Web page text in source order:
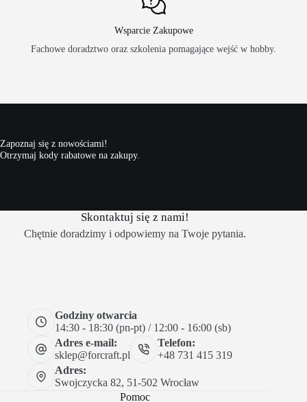
Wsparcie Zakupowe
Fachowe doradztwo oraz szkolenia pomagające wejść w hobby.
Zapoznaj się z nowościami!
Otrzymaj kody rabatowe na zakupy.
Skontaktuj się z nami!
Chętnie doradzimy i odpowiemy na Twoje pytania.
Godziny otwarcia
14:30 - 18:30 (pn-pt) / 12:00 - 16:00 (sb)
Adres e-mail:
sklep@forcraft.pl
Telefon:
+48 731 415 319
Adres:
Swojczycka 82, 51-502 Wrocław
Pomoc